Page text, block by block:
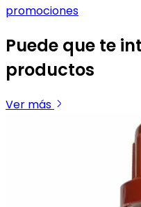
promociones
Puede que te
productos
Ver más